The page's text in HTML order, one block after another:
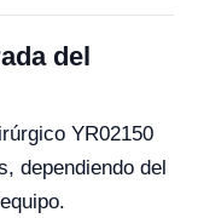
del
YR02150
dependiendo del